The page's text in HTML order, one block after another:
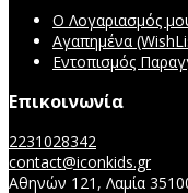
Ο Λογαριασμός
Αγαπημένα
Εντοπισμός
Επικοινωνία
2231028342
contact@iconkids.gr
Αθηνών 121, Λαμία